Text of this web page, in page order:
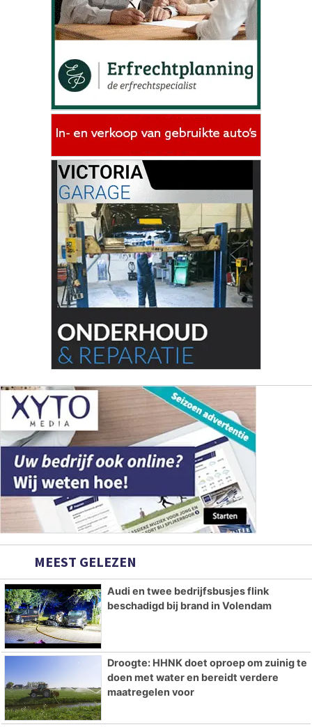
MEEST GELEZEN
Audi en twee bedrijfsbusjes flink
beschadigd bij brand in Volendam
Droogte: HHNK doet oproep om zuinig te
doen met water en bereidt verdere
maatregelen voor